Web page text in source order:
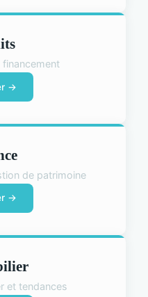
→
de patrimoine
→
et tendances